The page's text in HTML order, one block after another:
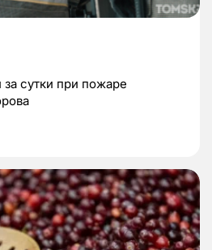
сутки при пожаре